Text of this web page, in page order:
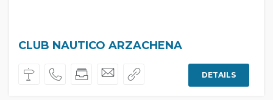
CLUB NAUTICO ARZACHENA
DETAILS